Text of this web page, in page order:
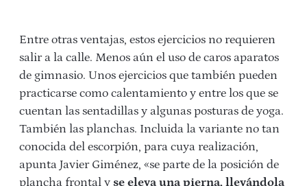
Entre otras ventajas, estos ejercicios no requieren
salir a la calle. Menos aún el uso de caros aparatos
de gimnasio. Unos ejercicios que también pueden
practicarse como calentamiento y entre los que se
cuentan las sentadillas y algunas posturas de yoga.
También las planchas. Incluida la variante no tan
conocida del escorpión, para cuya realización,
apunta Javier Giménez, «se parte de la posición de
plancha frontal y se eleva una pierna, llevándola